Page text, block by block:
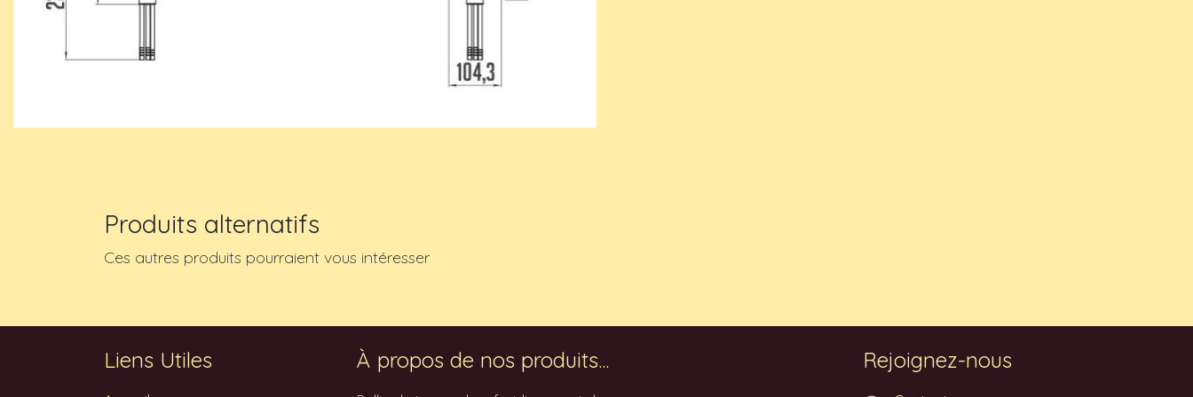
Produits alternatifs
Ces autres produits pourraient vous intéresser
Liens Utiles À propos de nos produits... Rejoignez-nous